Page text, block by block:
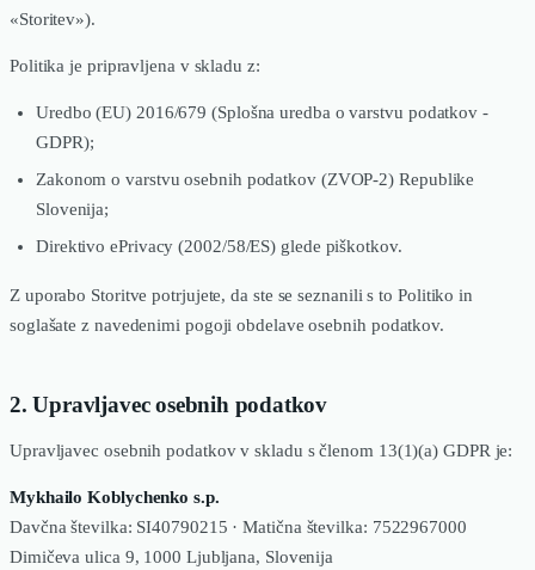
«Storitev»).
Politika je pripravljena v skladu z:
Uredbo (EU) 2016/679 (Splošna uredba o varstvu podatkov -
GDPR);
Zakonom o varstvu osebnih podatkov (ZVOP-2) Republike
Slovenija;
Direktivo ePrivacy (2002/58/ES) glede piškotkov.
Z uporabo Storitve potrjujete, da ste se seznanili s to Politiko in
soglašate z navedenimi pogoji obdelave osebnih podatkov.
2. Upravljavec osebnih podatkov
Upravljavec osebnih podatkov v skladu s členom 13(1)(a) GDPR je:
Mykhailo Koblychenko s.p.
Davčna številka: SI40790215 · Matična številka: 7522967000
Dimičeva ulica 9, 1000 Ljubljana, Slovenija